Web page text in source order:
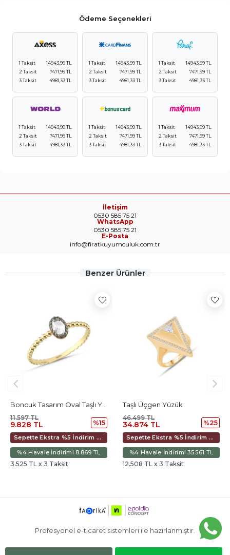
Ödeme Seçenekleri
1 Taksit
14943,99 TL
2 Taksit
7471,99 TL
3 Taksit
4981,33 TL
1 Taksit
14943,99 TL
2 Taksit
7471,99 TL
3 Taksit
4981,33 TL
1 Taksit
14943,99 TL
2 Taksit
7471,99 TL
3 Taksit
4981,33 TL
1 Taksit
14943,99 TL
2 Taksit
7471,99 TL
3 Taksit
4981,33 TL
1 Taksit
14943,99 TL
2 Taksit
7471,99 TL
3 Taksit
4981,33 TL
1 Taksit
14943,99 TL
2 Taksit
7471,99 TL
3 Taksit
4981,33 TL
İletişim
0530 585 75 21
WhatsApp
0530 585 75 21
E-Posta
info@firatkuyumculuk.com.tr
Benzer Ürünler
Boncuk Tasarım Oval Taşlı Yüzük
TL
TL
Sepette Ekstra %5 İndirim 9.239 TL
Havale İndirimi 8.869 TL
TL x 3 Taksit
Taşlı Üçgen Yüzük
34.874 TL
46.499 TL
Sepette Ekstra %5 İndirim 37.043 TL
%4 Havale İndirimi 35.561 TL
12.508 TL x 3 Taksit
Profesyonel e-ticaret sistemleri ile hazırlanmıştır.